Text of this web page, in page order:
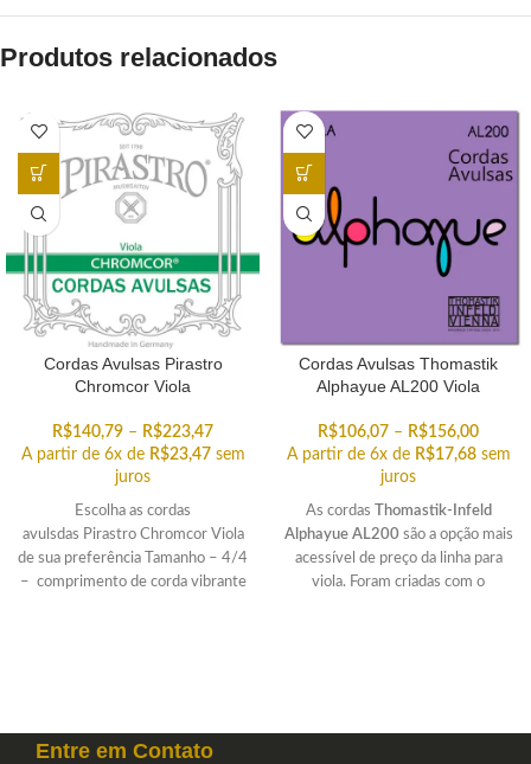
Produtos relacionados
Cordas Avulsas Pirastro
Chromcor Viola
R$140,79 – R$223,47
A partir de 6x de R$23,47 sem
juros
Escolha as cordas
avulsdas Pirastro Chromcor Viola
de sua preferência Tamanho – 4/4
– comprimento de corda vibrante
Cordas Avulsas Thomastik
Alphayue AL200 Viola
R$106,07 – R$156,00
A partir de 6x de R$17,68 sem
juros
As cordas
Thomastik-Infeld
Alphayue AL200 são a opção mais
acessível de preço da linha para
viola. Foram criadas com o
Entre em Contato